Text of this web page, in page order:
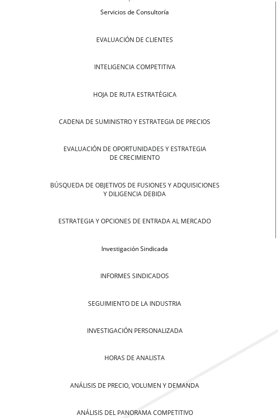
Servicios de Consultoría
EVALUACIÓN DE CLIENTES
INTELIGENCIA COMPETITIVA
HOJA DE RUTA ESTRATÉGICA
CADENA DE SUMINISTRO Y ESTRATEGIA DE PRECIOS
EVALUACIÓN DE OPORTUNIDADES Y ESTRATEGIA
DE CRECIMIENTO
BÚSQUEDA DE OBJETIVOS DE FUSIONES Y ADQUISICIONES
Y DILIGENCIA DEBIDA
ESTRATEGIA Y OPCIONES DE ENTRADA AL MERCADO
Investigación Sindicada
INFORMES SINDICADOS
SEGUIMIENTO DE LA INDUSTRIA
INVESTIGACIÓN PERSONALIZADA
HORAS DE ANALISTA
ANÁLISIS DE PRECIO, VOLUMEN Y DEMANDA
ANÁLISIS DEL PANORAMA COMPETITIVO